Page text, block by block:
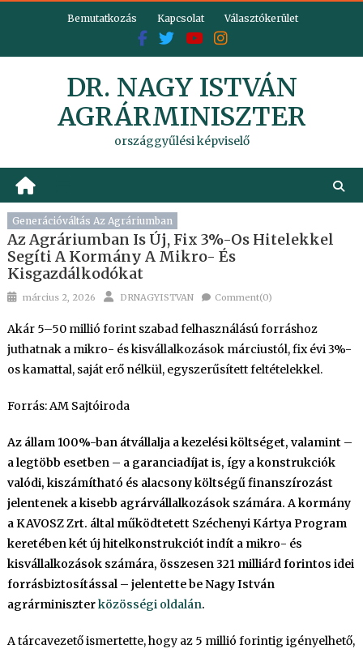
Bemutatkozás Kapcsolat Választókerület
DR. NAGY ISTVÁN
AGRÁRMINISZTER
országgyűlési képviselő
Generációváltás Az Agráriumban
Az Agráriumban Is Új, Fix 3%-Os Hitelekkel
Segíti A Kormány A Mikro- És
Kisgazdálkodókat
Posted
március 2, 2026 Author
DRNAGYISTVAN Comment(0)
Akár 5–50 millió forint szabad felhasználású forráshoz
juthatnak a mikro- és kisvállalkozások márciustól, fix évi 3%-
os kamattal, saját erő nélkül, egyszerűsített feltételekkel.
Forrás: AM Sajtóiroda
Az állam 100%-ban átvállalja a kezelési költséget, valamint –
a legtöbb esetben – a garanciadíjat is, így a konstrukciók
valódi, kiszámítható és alacsony költségű finanszírozást
jelentenek a kisebb agrárvállalkozások számára. A kormány
a KAVOSZ Zrt. által működtetett Széchenyi Kártya Program
keretében két új hitelkonstrukciót indít a mikro- és
kisvállalkozások számára, összesen 321 milliárd forintos idei
forrásbiztosítással – jelentette be Nagy István
agrárminiszterközösségi oldalán.
A tárcavezető ismertette, hogy az 5 millió forintig igényelhető,